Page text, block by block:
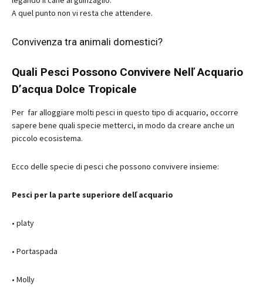
A quel punto non vi resta che attendere.
Convivenza tra animali domestici?
Quali Pesci Possono Convivere Nelľ Acquario
D’acqua Dolce Tropicale
Per far alloggiare molti pesci in questo tipo di acquario, occorre
sapere bene quali specie metterci, in modo da creare anche un
piccolo ecosistema.
Ecco delle specie di pesci che possono convivere insieme:
Pesci per la parte superiore delľ acquario
• platy
• Portaspada
• Molly